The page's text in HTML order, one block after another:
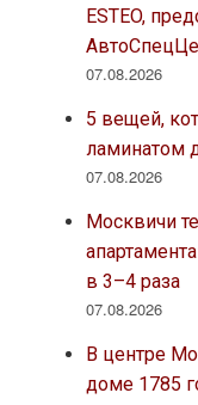
ESTEO,
07.08.2026
5 вещей,
ламинатом
07.08.2026
Москвичи
в 3–4 раза
07.08.2026
В центре
доме 1785